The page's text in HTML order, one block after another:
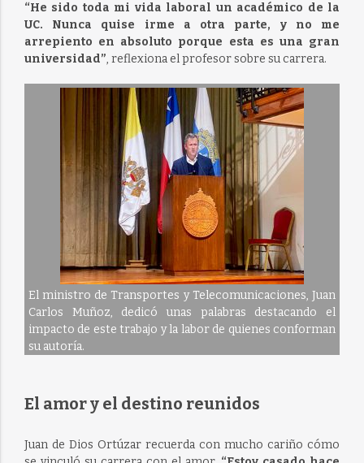
“He sido toda mi vida laboral un académico de la
UC. Nunca quise irme a otra parte, y no me
arrepiento en absoluto porque esta es una gran
universidad”, reflexiona el profesor sobre su carrera.
El ministro de Transportes y Telecomunicaciones, Juan
Carlos Muñoz, dedicó unas palabras destacando el
impacto de este trabajo y la labor de quienes conforman
su autoría.
El amor y el destino reunidos
Juan de Dios Ortúzar recuerda con mucho cariño cómo